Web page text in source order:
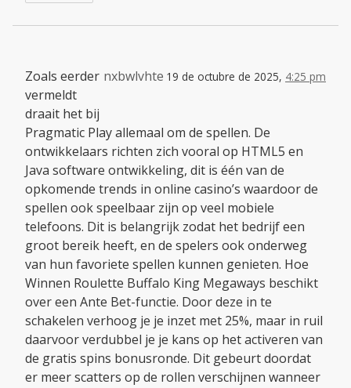
nxbwlvhte 19 de octubre de 2025, 4:25 pm
Zoals eerder
vermeldt
draait het bij
Pragmatic Play allemaal om de spellen. De
ontwikkelaars richten zich vooral op HTML5 en
Java software ontwikkeling, dit is één van de
opkomende trends in online casino’s waardoor de
spellen ook speelbaar zijn op veel mobiele
telefoons. Dit is belangrijk zodat het bedrijf een
groot bereik heeft, en de spelers ook onderweg
van hun favoriete spellen kunnen genieten. Hoe
Winnen Roulette Buffalo King Megaways beschikt
over een Ante Bet-functie. Door deze in te
schakelen verhoog je je inzet met 25%, maar in ruil
daarvoor verdubbel je je kans op het activeren van
de gratis spins bonusronde. Dit gebeurt doordat
er meer scatters op de rollen verschijnen wanneer